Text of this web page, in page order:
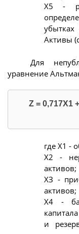
Х5 -
Активы
Для
уравнение
Z = 0,717X1
где Х1 -
Х2 -
активов;
ХЗ -
активов;
Х4 -
и